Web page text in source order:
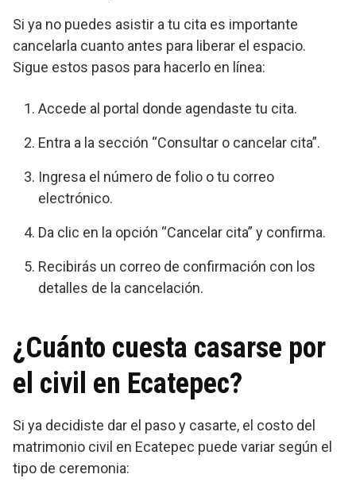
Si ya no puedes asistir a tu cita es importante
cancelarla cuanto antes para liberar el espacio.
Sigue estos pasos para hacerlo en línea:
Accede al portal donde agendaste tu cita.
Entra a la sección “Consultar o cancelar cita”.
Ingresa el número de folio o tu correo
electrónico.
Da clic en la opción “Cancelar cita” y confirma.
Recibirás un correo de confirmación con los
detalles de la cancelación.
¿Cuánto cuesta casarse por
el civil en Ecatepec?
Si ya decidiste dar el paso y casarte, el costo del
matrimonio civil en Ecatepec puede variar según el
tipo de ceremonia: